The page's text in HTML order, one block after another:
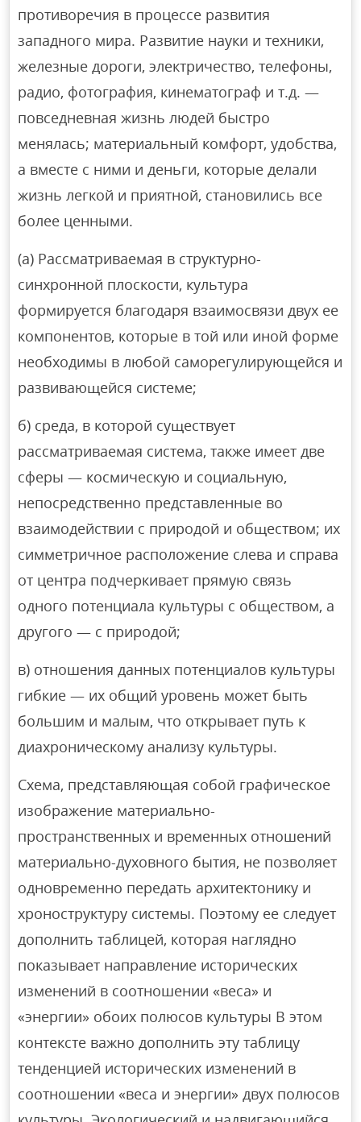
противоречия в процессе развития
западного мира. Развитие науки и техники,
железные дороги, электричество, телефоны,
радио, фотография, кинематограф и т.д. —
повседневная жизнь людей быстро
менялась; материальный комфорт, удобства,
а вместе с ними и деньги, которые делали
жизнь легкой и приятной, становились все
более ценными.
(a) Рассматриваемая в структурно-
синхронной плоскости, культура
формируется благодаря взаимосвязи двух ее
компонентов, которые в той или иной форме
необходимы в любой саморегулирующейся и
развивающейся системе;
б) среда, в которой существует
рассматриваемая система, также имеет две
сферы — космическую и социальную,
непосредственно представленные во
взаимодействии с природой и обществом; их
симметричное расположение слева и справа
от центра подчеркивает прямую связь
одного потенциала культуры с обществом, а
другого — с природой;
в) отношения данных потенциалов культуры
гибкие — их общий уровень может быть
большим и малым, что открывает путь к
диахроническому анализу культуры.
Схема, представляющая собой графическое
изображение материально-
пространственных и временных отношений
материально-духовного бытия, не позволяет
одновременно передать архитектонику и
хроноструктуру системы. Поэтому ее следует
дополнить таблицей, которая наглядно
показывает направление исторических
изменений в соотношении «веса» и
«энергии» обоих полюсов культуры В этом
контексте важно дополнить эту таблицу
тенденцией исторических изменений в
соотношении «веса и энергии» двух полюсов